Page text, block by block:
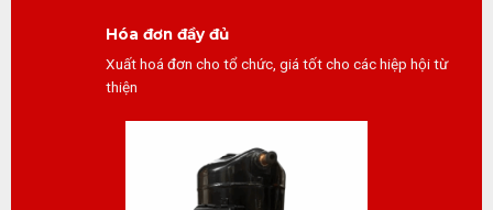
Hóa đơn đầy đủ
Xuất hoá đơn cho tổ chức, giá tốt cho các hiệp hội từ
thiện